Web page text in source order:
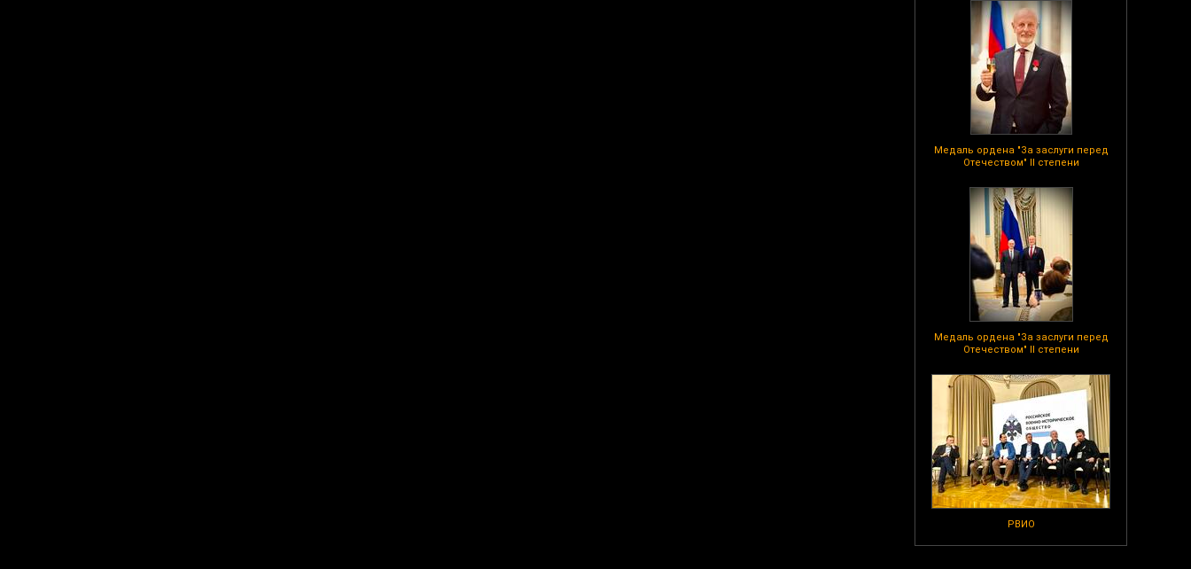
Медаль ордена "За заслуги перед
Отечеством" II степени
Медаль ордена "За заслуги перед
Отечеством" II степени
РВИО